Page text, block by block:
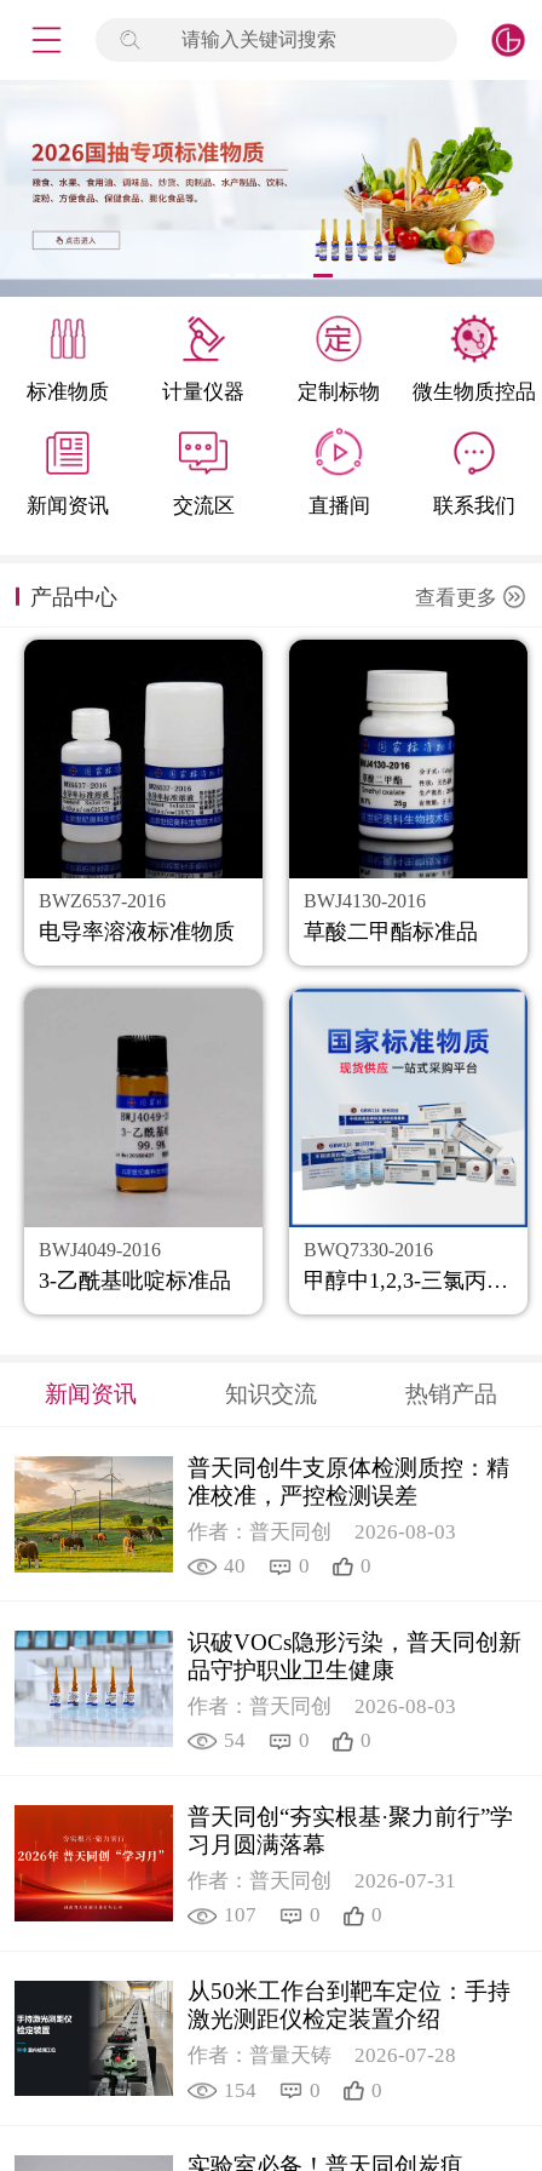
请输入关键词搜索
标准物质 计量仪器 定制标物 微生物质控品
新闻资讯 交流区 直播间 联系我们
产品中心 查看更多
BWZ6537-2016
电导率溶液标准物质
BWJ4130-2016
草酸二甲酯标准品
BWJ4049-2016
3-乙酰基吡啶标准品
BWQ7330-2016
甲醇中1,2,3-三氯丙烷溶液标准物质
新闻资讯 知识交流 热销产品
普天同创牛支原体检测质控：精
准校准，严控检测误差
作者：普天同创
2026-08-03
40
0 0
识破VOCs隐形污染，普天同创新
品守护职业卫生健康
作者：普天同创
2026-08-03
54
0 0
普天同创“夯实根基·聚力前行”学
习月圆满落幕
作者：普天同创
2026-07-31
107
0 0
从50米工作台到靶车定位：手持
激光测距仪检定装置介绍
作者：普量天铸
2026-07-28
154
0 0
标准物质
产品专项
微生物检测/质控品
定制标物
定制仪器
新闻资讯
公司主页
购物车
会员中心
联系我们
返回主页